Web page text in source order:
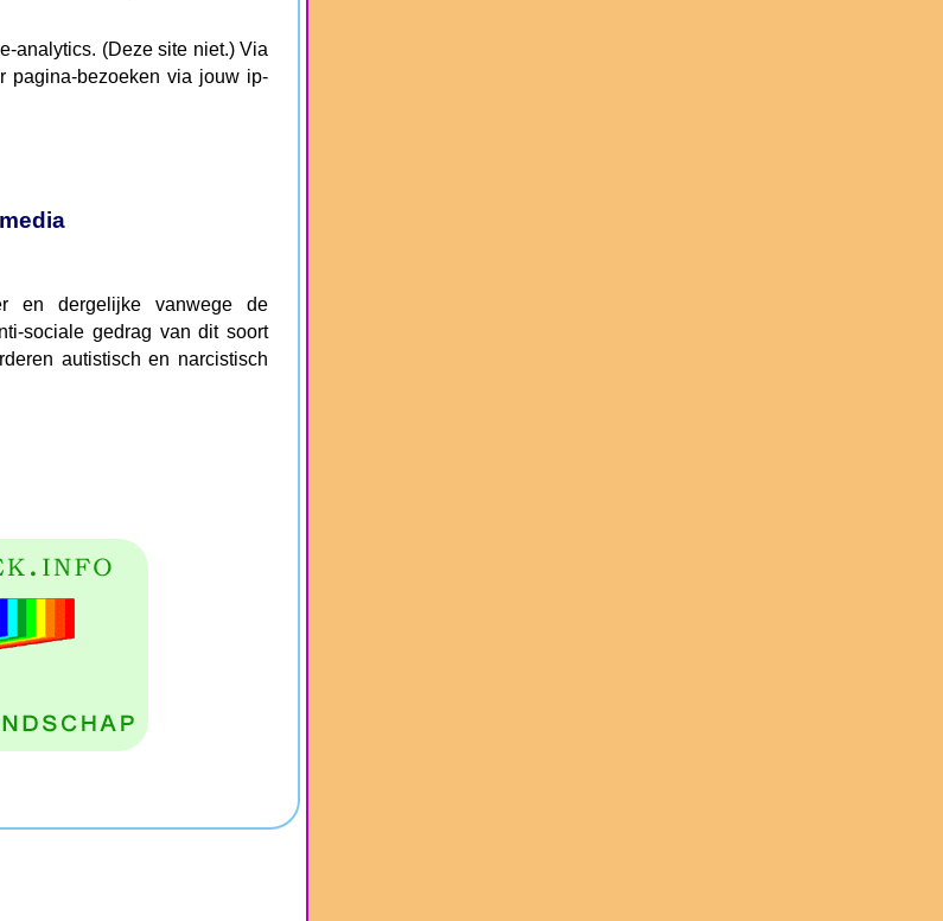
analytics. (Deze site niet.) Via
pagina-bezoeken via jouw ip-
en dergelijke vanwege de
sociale gedrag van dit soort
autistisch en narcistisch